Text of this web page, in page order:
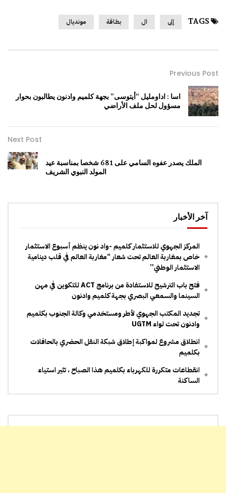
TAGS إلى ال بطاقة مونديال
Previous Post
اسا : اداومليل “أيتوسى” بجهة كلميم وادنون يطالبون بحوار
مسؤول لحل ملف الأراضي
Next Post
الملك يصدر عفوه السامي على 681 شخصا بمناسبة عيد
المولد النبوي الشريف
آخر الأخبار
المركز الجهوي للاستثمار كلميم -واد نون ينظم أسبوع الاستثمار
خاص بمغاربة العالم تحت شعار “مغاربة العالم في قلب دينامية
الاستثمار الوطني”
فتح باب الترشيح للاستفادة من برنامج ACT للتكوين في مهن
السينما والسمعي البصري بجهة كلميم وادنون
تجديد المكتب الجهوي لأطر ومستخدمي وكالة الجنوب بكلميم
وادنون تحت لواء UGTM
انطلاق مشروع لمواكبة إطلاق شبكة النقل الحضري بالحافلات
بكلميم
انقطاعات متكررة للكهرباء بكلميم هذا الصباح ، تثير استياء
الساكنة